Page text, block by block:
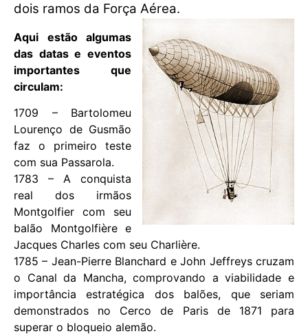
dois ramos da Força Aérea.
Aqui estão algumas
das datas e eventos
importantes que
circulam:
1709 – Bartolomeu
Lourenço de Gusmão
faz o primeiro teste
com sua Passarola.
1783 – A conquista
real dos irmãos
Montgolfier com seu
balão Montgolfière e
Jacques Charles com seu Charlière.
1785 – Jean-Pierre Blanchard e John Jeffreys cruzam
o Canal da Mancha, comprovando a viabilidade e
importância estratégica dos balões, que seriam
demonstrados no Cerco de Paris de 1871 para
superar o bloqueio alemão.